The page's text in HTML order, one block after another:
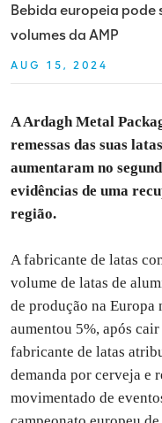
Bebida europeia pode
volumes da AMP
AUG 15, 2024
A Ardagh Metal
remessas das suas
aumentaram no
evidências de uma
região.
A fabricante de latas
volume de latas de
de produção na Europa
aumentou 5%, após
fabricante de latas
demanda por cerveja e
movimentado de